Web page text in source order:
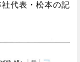
代表・松本の記